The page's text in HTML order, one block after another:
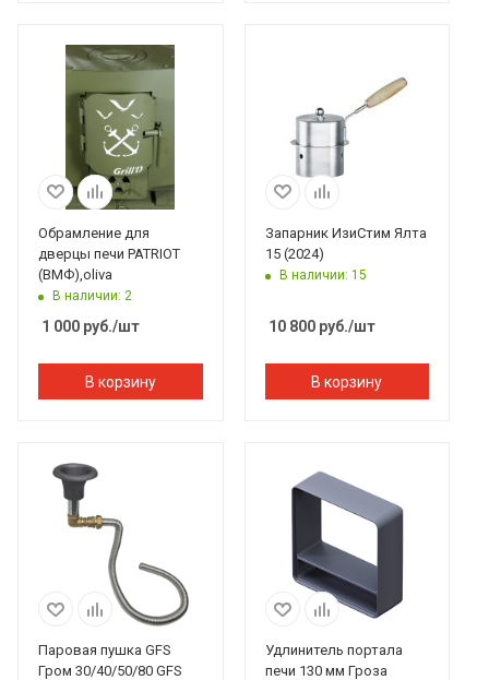
Обрамление для
дверцы печи PATRIOT
(ВМФ),oliva
В наличии: 2
1 000 руб./шт
В корзину
Запарник ИзиСтим Ялта
15 (2024)
В наличии: 15
10 800руб./шт
В корзину
Паровая пушка GFS
Гром 30/40/50/80 GFS
Удлинитель портала
печи 130 мм Гроза